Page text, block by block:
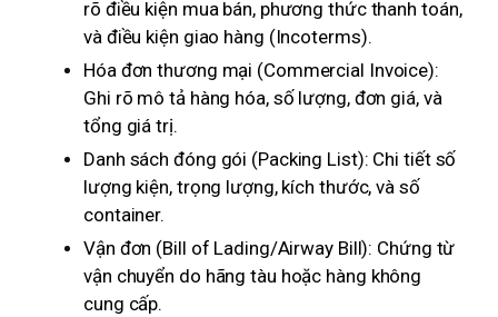
rõ điều kiện mua bán, phương thức thanh toán,
và điều kiện giao hàng (Incoterms).
Hóa đơn thương mại (Commercial Invoice):
Ghi rõ mô tả hàng hóa, số lượng, đơn giá, và
tổng giá trị.
Danh sách đóng gói (Packing List): Chi tiết số
lượng kiện, trọng lượng, kích thước, và số
container.
Vận đơn (Bill of Lading/Airway Bill): Chứng từ
vận chuyển do hãng tàu hoặc hàng không
cung cấp.